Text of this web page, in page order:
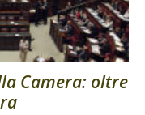
Camera: oltre